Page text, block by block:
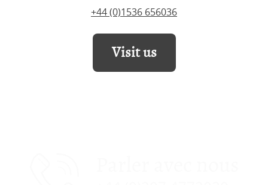
+44 (0)1536 656036
Visit us